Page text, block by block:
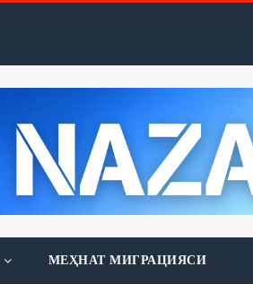
МЕҲНАТ МИГРАЦИЯСИ